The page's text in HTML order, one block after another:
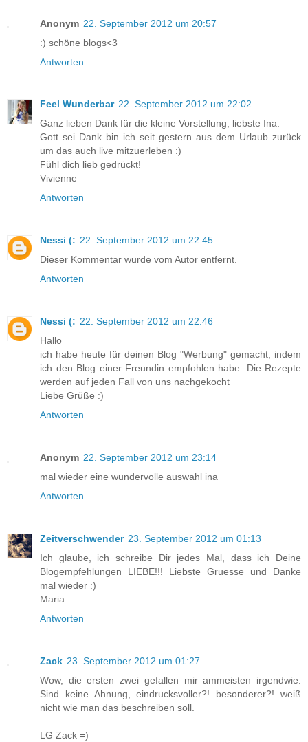
Anonym 22. September 2012 um 20:57
:) schöne blogs<3
Antworten
Feel Wunderbar 22. September 2012 um 22:02
Ganz lieben Dank für die kleine Vorstellung, liebste Ina.
Gott sei Dank bin ich seit gestern aus dem Urlaub zurück
um das auch live mitzuerleben :)
Fühl dich lieb gedrückt!
Vivienne
Antworten
Nessi (: 22. September 2012 um 22:45
Dieser Kommentar wurde vom Autor entfernt.
Antworten
Nessi (: 22. September 2012 um 22:46
Hallo
ich habe heute für deinen Blog "Werbung" gemacht, indem
ich den Blog einer Freundin empfohlen habe. Die Rezepte
werden auf jeden Fall von uns nachgekocht
Liebe Grüße :)
Antworten
Anonym 22. September 2012 um 23:14
mal wieder eine wundervolle auswahl ina
Antworten
Zeitverschwender 23. September 2012 um 01:13
Ich glaube, ich schreibe Dir jedes Mal, dass ich Deine
Blogempfehlungen LIEBE!!! Liebste Gruesse und Danke
mal wieder :)
Maria
Antworten
Zack 23. September 2012 um 01:27
Wow, die ersten zwei gefallen mir ammeisten irgendwie.
Sind keine Ahnung, eindrucksvoller?! besonderer?! weiß
nicht wie man das beschreiben soll.
LG Zack =)